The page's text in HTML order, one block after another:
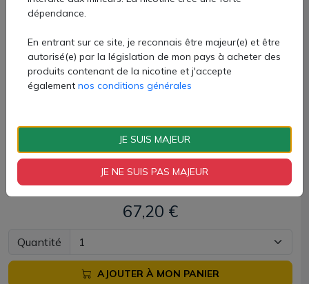
Le pod Nautilus Prime X Aspire est disponible à la vente
chez AZVape avec 3 coloris soignés.
Ce kit Prime X contient :
1 batterie Nautilus Prime X
1 cartouche BP 4ml
1 résistance Nautilus Mesh 0.7 ohm
1 résistance BP Mesh 0.3 ohm
1 manuel d'utilisation
67,20 €
Quantité
AJOUTER À MON PANIER
dépendance.
En entrant sur ce site, je reconnais être majeur(e) et être
autorisé(e) par la législation de mon pays à acheter des
produits contenant de la nicotine et j'accepte
également nos conditions générales
JE SUIS MAJEUR
JE NE SUIS PAS MAJEUR